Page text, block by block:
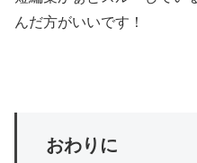
んだ方がいいです！
おわりに